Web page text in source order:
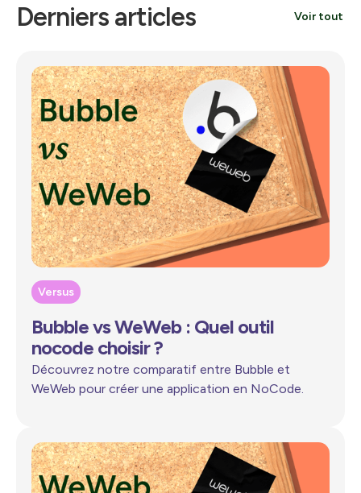
Derniers articles Voir tout
Versus
Bubble vs WeWeb : Quel outil
nocode choisir ?
Découvrez notre comparatif entre Bubble et
WeWeb pour créer une application en NoCode.